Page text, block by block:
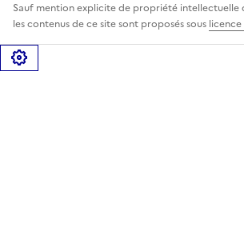
Sauf mention explicite de propriété intellectuelle
les contenus de ce site sont proposés sous
Gérer les cookies